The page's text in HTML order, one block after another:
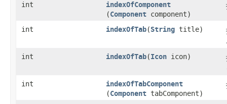
int indexOfComponent
(Component component)
int indexOfTab​(String title)
int indexOfTab​(Icon icon)
int indexOfTabComponent
(Component tabComponent)